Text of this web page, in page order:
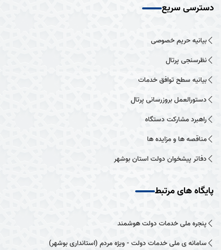
دسترسی سریع
بیانیه حریم خصوصی
نظرسنجی پرتال
بیانیه سطح توافق خدمات
دستورالعمل بروزرسانی پرتال
راهبرد مشارکت دستگاه
مناقصه ها و مزایده ها
دفاتر پیشخوان دولت استان بوشهر
پایگاه های مرتبط
پنجره ملی خدمات دولت هوشمند
سامانه ی ملی خدمات دولت - ویژه مردم (استانداری بوشهر)